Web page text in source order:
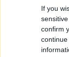
If you
confirm